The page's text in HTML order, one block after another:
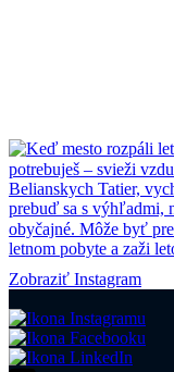
Zobraziť Instagram